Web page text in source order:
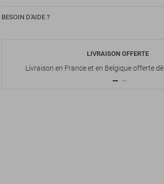
BESOIN D'AIDE ?
LIVRAISON OFFERTE
Livraison en France et en Belgique offerte